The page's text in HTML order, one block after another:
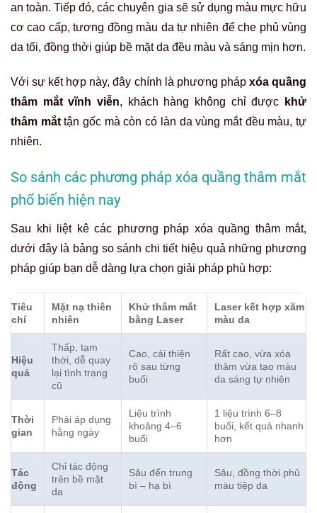
an toàn. Tiếp đó, các chuyên gia sẽ sử dụng màu mực hữu
cơ cao cấp, tương đồng màu da tự nhiên để che phủ vùng
da tối, đồng thời giúp bề mặt da đều màu và sáng mịn hơn.
Với sự kết hợp này, đây chính là phương pháp xóa quầng
thâm mắt vĩnh viễn, khách hàng không chỉ được
khử
thâm mắttận gốc mà còn có làn da vùng mắt đều màu, tự
nhiên.
So sánh các phương pháp xóa quầng thâm mắt
phổ biến hiện nay
Sau khi liệt kê các phương pháp xóa quầng thâm mắt,
dưới đây là bảng so sánh chi tiết hiệu quả những phương
pháp giúp bạn dễ dàng lựa chọn giải pháp phù hợp:
Tiêu
chí
Mặt nạ thiên
nhiên
Khử thâm mắt
bằng Laser
Laser kết hợp xăm
màu da
Hiệu
quả
Thấp, tạm
thời, dễ quay
lại tình trạng
cũ
Cao, cải thiện
rõ sau từng
buổi
Rất cao, vừa xóa
thâm vừa tạo màu
da sáng tự nhiên
Thời
gian
Phải áp dụng
hằng ngày
Liệu trình
khoảng 4–6
buổi
1 liệu trình 6–8
buổi, kết quả nhanh
hơn
Tác
động
Chỉ tác động
trên bề mặt
da
Sâu đến trung
bì – hạ bì
Sâu, đồng thời phủ
màu tiệp da